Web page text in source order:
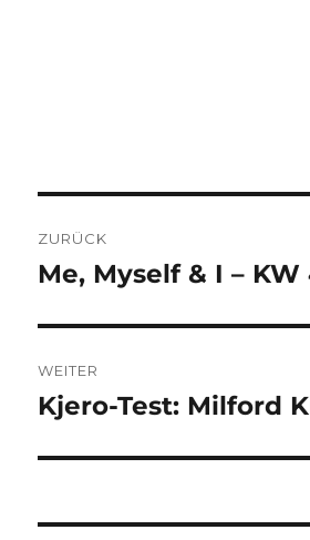
ZURÜCK
Vorheriger
Me, Myself & I – KW
WEITER
Nächster
Kjero-Test: Milford